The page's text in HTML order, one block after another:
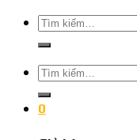
Tìm
kiếm:
Tìm
kiếm:
0